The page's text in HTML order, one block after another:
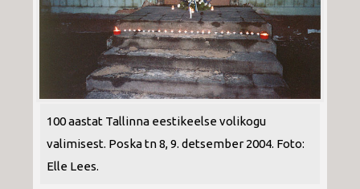
100 aastat Tallinna eestikeelse volikogu
valimisest. Poska tn 8, 9. detsember 2004. Foto:
Elle Lees.